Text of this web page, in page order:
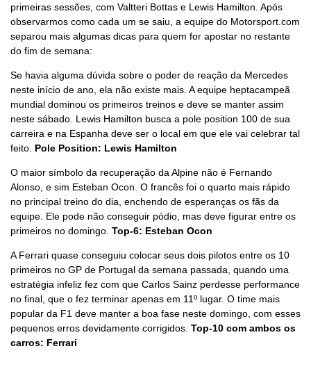
primeiras sessões, com Valtteri Bottas e Lewis Hamilton. Após
observarmos como cada um se saiu, a equipe do Motorsport.com
separou mais algumas dicas para quem for apostar no restante
do fim de semana:
Se havia alguma dúvida sobre o poder de reação da Mercedes
neste início de ano, ela não existe mais. A equipe heptacampeã
mundial dominou os primeiros treinos e deve se manter assim
neste sábado. Lewis Hamilton busca a pole position 100 de sua
carreira e na Espanha deve ser o local em que ele vai celebrar tal
feito. Pole Position: Lewis Hamilton
O maior símbolo da recuperação da Alpine não é Fernando
Alonso, e sim Esteban Ocon. O francês foi o quarto mais rápido
no principal treino do dia, enchendo de esperanças os fãs da
equipe. Ele pode não conseguir pódio, mas deve figurar entre os
primeiros no domingo. Top-6: Esteban Ocon
A Ferrari quase conseguiu colocar seus dois pilotos entre os 10
primeiros no GP de Portugal da semana passada, quando uma
estratégia infeliz fez com que Carlos Sainz perdesse performance
no final, que o fez terminar apenas em 11º lugar. O time mais
popular da F1 deve manter a boa fase neste domingo, com esses
pequenos erros devidamente corrigidos. Top-10 com ambos os
carros: Ferrari